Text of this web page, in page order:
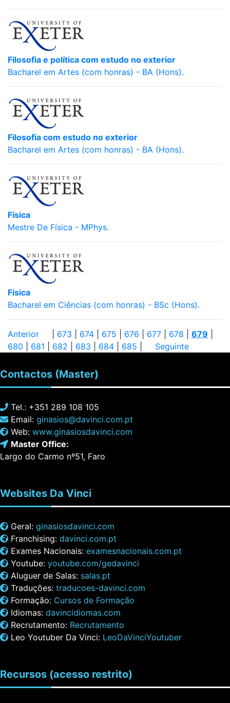
Filosofia e política com estudo no exterior
Bacharel em Artes (com honras) - BA (Hons).
Filosofia com estudo no exterior
Bacharel em Artes (com honras) - BA (Hons).
Física
Mestre De Física - MPhys.
Física
Bacharel em Ciências (com honras) - BSc (Hons).
Anterior 673 674 675 676 677 678 679
680
681 682 683 684 685 Seguinte
Contactos (Master)
Tel.: +351 289 108 105
Email: ginasios@davinci.com.pt
Web: www.ginasiosdavinci.com
Master Office:
Largo do Carmo nº51, Faro
Websites Da Vinci
Geral: ginasiosdavinci.com
Franchising: davinci.com.pt
Exames Nacionais: examesnacionais.com.pt
Youtube: youtube.com/gedavinci
Aluguer de Salas: salas.pt
Traduções: traducoes-davinci.com
Formação: Cursos de Formação
Idiomas: davincidiomas.com
Recrutamento: Recrutamento
Leo Youtuber Da Vinci: LeoDaVinciYoutuber
Recursos (acesso restrito)